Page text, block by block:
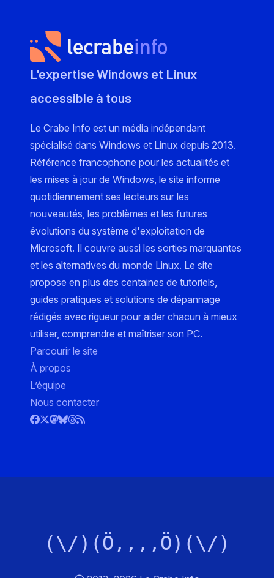
L'expertise Windows et Linux
accessible à tous
Le Crabe Info est un média indépendant
spécialisé dans Windows et Linux depuis 2013.
Référence francophone pour les actualités et
les mises à jour de Windows, le site informe
quotidiennement ses lecteurs sur les
nouveautés, les problèmes et les futures
évolutions du système d'exploitation de
Microsoft. Il couvre aussi les sorties marquantes
et les alternatives du monde Linux. Le site
propose en plus des centaines de tutoriels,
guides pratiques et solutions de dépannage
rédigés avec rigueur pour aider chacun à mieux
utiliser, comprendre et maîtriser son PC.
Parcourir le site
À propos
L’équipe
Nous contacter
(\/)(Ö,,,,Ö)(\/)